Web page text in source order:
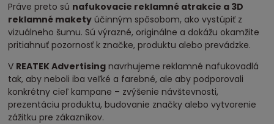
Práve preto sú nafukovacie reklamné atrakcie a 3D
reklamné makety účinným spôsobom, ako vystúpiť z
vizuálneho šumu. Sú výrazné, originálne a dokážu okamžite
pritiahnuť pozornosť k značke, produktu alebo prevádzke.
V REATEK Advertising navrhujeme reklamné nafukovadlá
tak, aby neboli iba veľké a farebné, ale aby podporovali
konkrétny cieľ kampane – zvýšenie návštevnosti,
prezentáciu produktu, budovanie značky alebo vytvorenie
zážitku pre zákazníkov.